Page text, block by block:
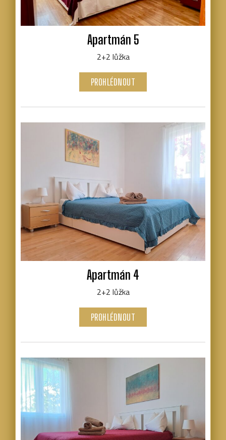
Apartmán 5
2+2 lůžka
PROHLÉDNOUT
Apartmán 4
2+2 lůžka
PROHLÉDNOUT